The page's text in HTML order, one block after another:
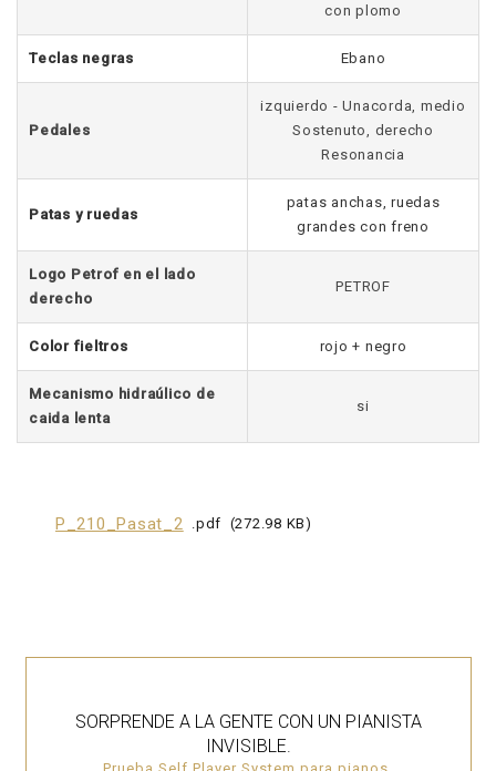
con plomo
Teclas negras Ebano
Pedales
izquierdo - Unacorda, medio
Sostenuto, derecho
Resonancia
Patas y ruedas
patas anchas, ruedas
grandes con freno
Logo Petrof en el lado
derecho
PETROF
Color fieltros rojo + negro
Mecanismo hidraúlico de
caida lenta
si
P_210_Pasat_2 pdf 272.98 KB
SORPRENDE A LA GENTE CON UN PIANISTA
INVISIBLE.